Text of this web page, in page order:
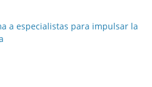
a especialistas para impulsar la